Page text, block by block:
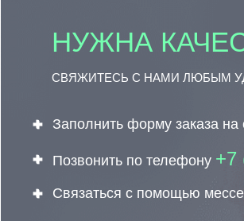
НУЖНА
СВЯЖИТЕСЬ С НАМИ ЛЮБЫМ
Заполнить форму заказа на
Позвонить по телефону +7
Связаться с помощью